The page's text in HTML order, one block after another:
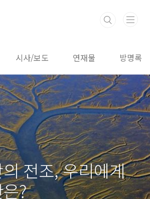
시사/보도 연재물 방명록
전조, 우리에게
?